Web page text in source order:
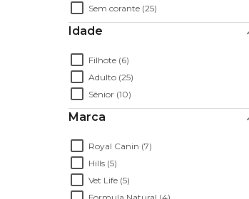
Sem corante (25)
Idade
Filhote (6)
Adulto (25)
Sênior (10)
Marca
Royal Canin (7)
Hills (5)
Vet Life (5)
Formula Natural (4)